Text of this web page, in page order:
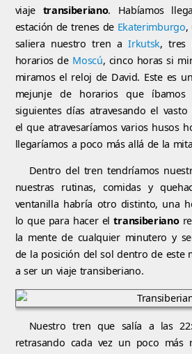
viaje transiberiano. Habíamos
estación de trenes de Ekaterimburgo,
saliera nuestro tren aIrkutsk, tres
horarios de Moscú, cinco horas si
miramos el reloj de David. Este es
mejunje de horarios que
siguientes días atravesando el
el que atravesaríamos varios husos
llegaríamos a poco más allá de la
Dentro del tren tendríamos
nuestras rutinas, comidas y
ventanilla habría otro distinto, una
lo que para hacer eltransiberiano
la mente de cualquier minutero y
de la posición del sol dentro de este
a ser un viaje transiberiano.
Nuestro tren que salía a las
retrasando cada vez un poco más